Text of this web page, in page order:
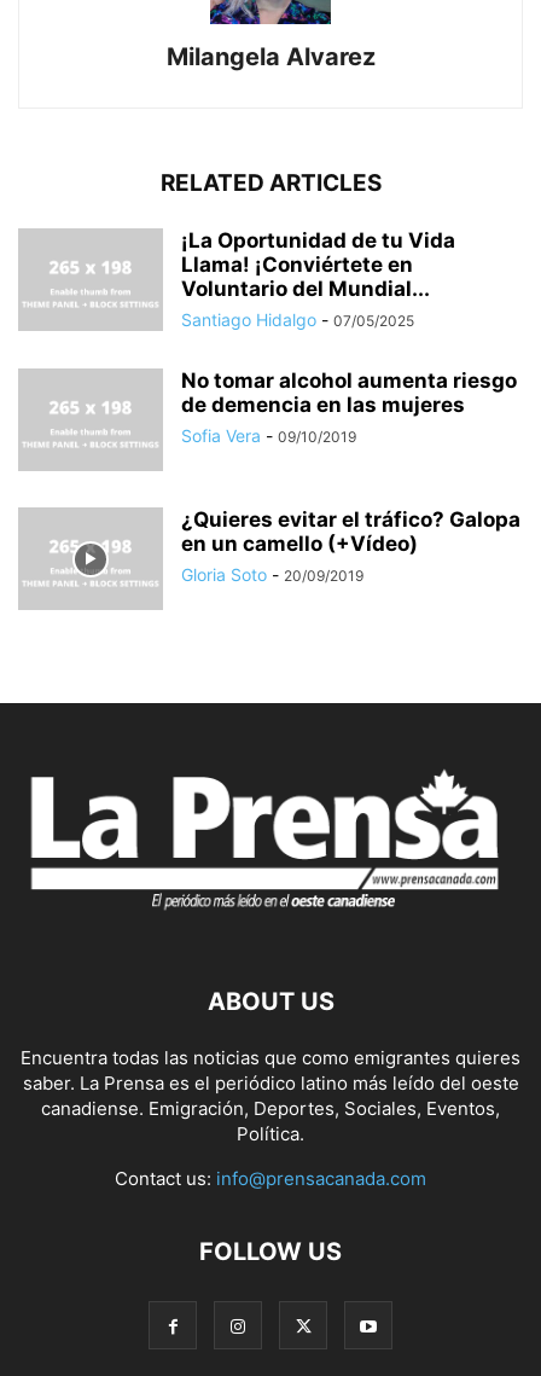
Milangela Alvarez
RELATED ARTICLES
¡La Oportunidad de tu Vida
Llama! ¡Conviértete en
Voluntario del Mundial...
Santiago Hidalgo - 07/05/2025
No tomar alcohol aumenta riesgo
de demencia en las mujeres
Sofia Vera - 09/10/2019
¿Quieres evitar el tráfico? Galopa
en un camello (+Vídeo)
Gloria Soto - 20/09/2019
ABOUT US
Encuentra todas las noticias que como emigrantes quieres
saber. La Prensa es el periódico latino más leído del oeste
canadiense. Emigración, Deportes, Sociales, Eventos,
Política.
Contact us: info@prensacanada.com
FOLLOW US